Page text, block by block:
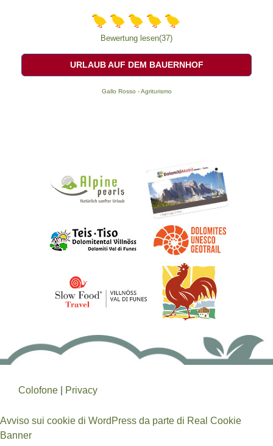
Bewertung lesen(37)
URLAUB AUF DEM BAUERNHOF
Gallo Rosso - Agriturismo
Colofone Privacy
Avviso sui cookie di WordPress da parte di Real Cookie
Banner